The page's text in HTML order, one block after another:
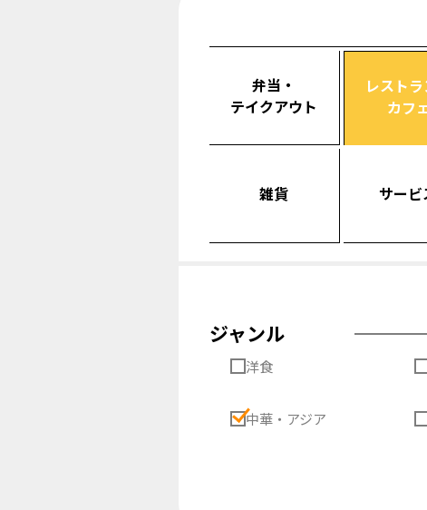
弁当・
テイクアウト
レストラ
カフ
雑貨 サービ
ジャンル
洋食
中華・アジア